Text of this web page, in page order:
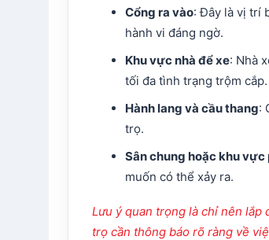
Cổng ra vào: Đây là vị trí
hành vi đáng ngờ.
Khu vực nhà để xe: Nhà
tối đa tình trạng trộm cắp.
Hành lang và cầu thang:
trọ.
Sân chung hoặc khu vực
muốn có thể xảy ra.
Lưu ý quan trọng là chỉ nên
trọ cần thông báo rõ ràng về